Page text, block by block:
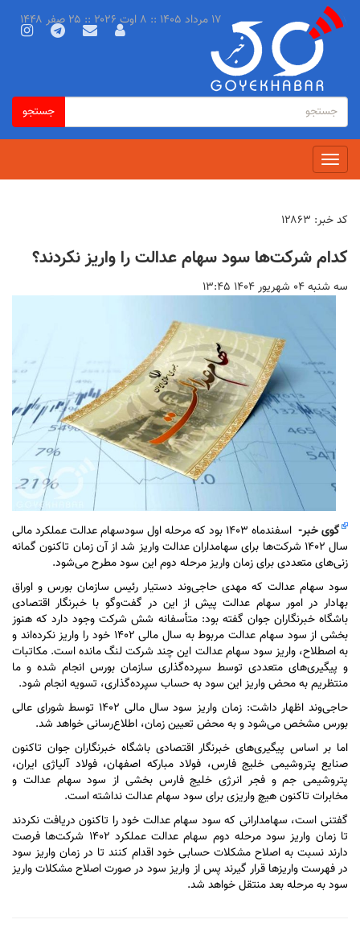
فرم
جستجو
جستجو
جستجو
Toggle
navigation
۱۷ مرداد ۱۴۰۵ :: ۸ اوت ۲۰۲۶ :: ۲۵ صفر ۱۴۴۸
کد خبر: ۱۲۸۶۳
کدام شرکت‌ها سود سهام عدالت را واریز نکردند؟
سه شنبه ۰۴ شهريور ۱۴۰۴ ۱۳:۴۵
گوی خبر-
اسفندماه ۱۴۰۳ بود که مرحله اول سودسهام عدالت عملکرد مالی
سال ۱۴۰۲ شرکت‌ها برای سهامداران عدالت واریز شد از آن زمان تاکنون گمانه
زنی‌های متعددی برای زمان واریز مرحله دوم این سود مطرح می‌شود.
سود سهام عدالت که مهدی حاجی‌وند دستیار رئیس سازمان بورس و اوراق
بهادار در امور سهام عدالت پیش از این در گفت‌و‌گو با خبرنگار اقتصادی
باشگاه خبرنگاران جوان گفته بود: متأسفانه شش شرکت وجود دارد که هنوز
بخشی از سود سهام عدالت مربوط به سال مالی ۱۴۰۲ خود را واریز نکرده‌اند و
به اصطلاح، واریز سود سهام عدالت این چند شرکت لنگ مانده است. مکاتبات
و پیگیری‌های متعددی توسط سپرده‌گذاری سازمان بورس انجام شده و ما
منتظریم به محض واریز این سود به حساب سپرده‌گذاری، تسویه انجام شود.
حاجی‌وند اظهار داشت: زمان واریز سود سال مالی ۱۴۰۲ توسط شورای عالی
بورس مشخص می‌شود و به محض تعیین زمان، اطلاع‌رسانی خواهد شد.
اما بر اساس پیگیری‌های خبرنگار اقتصادی باشگاه خبرنگاران جوان تاکنون
صنایع پتروشیمی خلیج فارس، فولاد مبارکه اصفهان، فولاد آلیاژی ایران،
پتروشیمی جم و فجر انرژی خلیج فارس بخشی از سود سهام عدالت و
مخابرات تاکنون هیچ واریزی برای سود سهام عدالت نداشته است.
گفتنی است، سهامدارانی که سود سهام عدالت خود را تاکنون دریافت نکردند
تا زمان واریز سود مرحله دوم سهام عدالت عملکرد ۱۴۰۲ شرکت‌ها فرصت
دارند نسبت به اصلاح مشکلات حسابی خود اقدام کنند تا در زمان واریز سود
در فهرست واریز‌ها قرار گیرند پس از واریز سود در صورت اصلاح مشکلات واریز
سود به مرحله بعد منتقل خواهد شد.